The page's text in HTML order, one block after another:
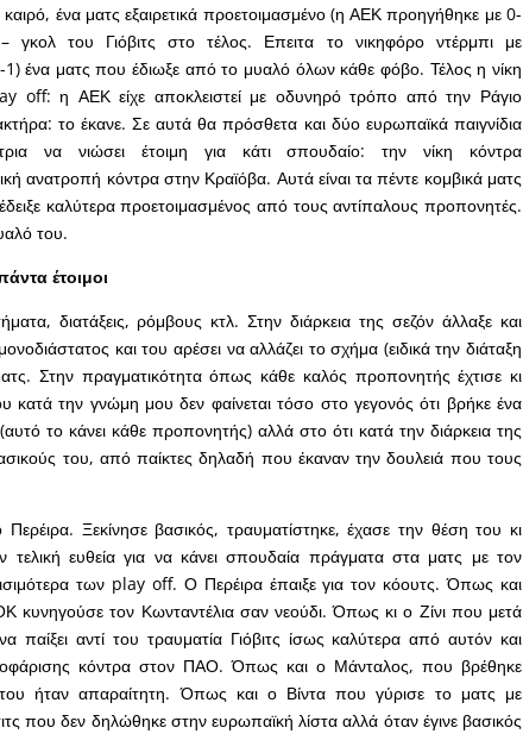
ένα ματς εξαιρετικά προετοιμασμένο (η ΑΕΚ προηγήθηκε με 0-
του Γιόβιτς στο τέλος. Επειτα το νικηφόρο ντέρμπι με
ένα ματς που έδιωξε από το μυαλό όλων κάθε φόβο. Τέλος η νίκη
off: η ΑΕΚ είχε αποκλειστεί με οδυνηρό τρόπο από την Ράγιο
το έκανε. Σε αυτά θα πρόσθετα και δύο ευρωπαϊκά παιγνίδια
να νιώσει έτοιμη για κάτι σπουδαίο: την νίκη κόντρα
ανατροπή κόντρα στην Κραϊόβα. Αυτά είναι τα πέντε κομβικά ματς
καλύτερα προετοιμασμένος από τους αντίπαλους προπονητές.
του.
έτοιμοι
διατάξεις, ρόμβους κτλ. Στην διάρκεια της σεζόν άλλαξε και
και του αρέσει να αλλάζει το σχήμα (ειδικά την διάταξη
Στην πραγματικότητα όπως κάθε καλός προπονητής έχτισε κι
κατά την γνώμη μου δεν φαίνεται τόσο στο γεγονός ότι βρήκε ένα
το κάνει κάθε προπονητής) αλλά στο ότι κατά την διάρκεια της
του, από παίκτες δηλαδή που έκαναν την δουλειά που τους
Περέιρα. Ξεκίνησε βασικός, τραυματίστηκε, έχασε την θέση του κι
τελική ευθεία για να κάνει σπουδαία πράγματα στα ματς με τον
των play off. Ο Περέιρα έπαιξε για τον κόουτς. Όπως και
τον Κωνταντέλια σαν νεούδι. Όπως κι ο Ζίνι που μετά
παίξει αντί του τραυματία Γιόβιτς ίσως καλύτερα από αυτόν και
κόντρα στον ΠΑΟ. Όπως και ο Μάνταλος, που βρέθηκε
ήταν απαραίτητη. Όπως και ο Βίντα που γύρισε το ματς με
που δεν δηλώθηκε στην ευρωπαϊκή λίστα αλλά όταν έγινε βασικός